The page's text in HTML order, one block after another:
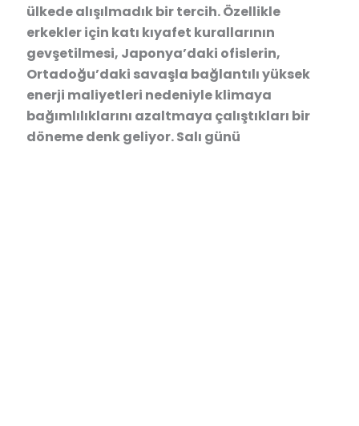
ülkede alışılmadık bir tercih. Özellikle
erkekler için katı kıyafet kurallarının
gevşetilmesi, Japonya’daki ofislerin,
Ortadoğu’daki savaşla bağlantılı yüksek
enerji maliyetleri nedeniyle klimaya
bağımlılıklarını azaltmaya çalıştıkları bir
döneme denk geliyor. Salı günü